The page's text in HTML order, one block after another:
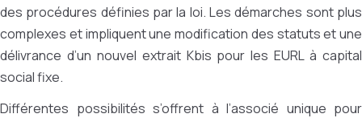
des procédures définies par la loi. Les démarches sont plus
complexes et impliquent une modification des statuts et une
délivrance d’un nouvel extrait Kbis pour les EURL à capital
social fixe.
Différentes possibilités s’offrent à l’associé unique pour